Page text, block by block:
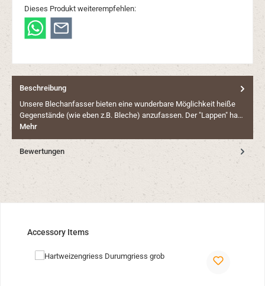
Dieses Produkt weiterempfehlen:
Beschreibung
Unsere Blechanfasser bieten eine wunderbare Möglichkeit heiße
Gegenstände (wie eben z.B. Bleche) anzufassen. Der "Lappen" ha…
Mehr
Bewertungen
Produktgalerie überspringen
Accessory Items